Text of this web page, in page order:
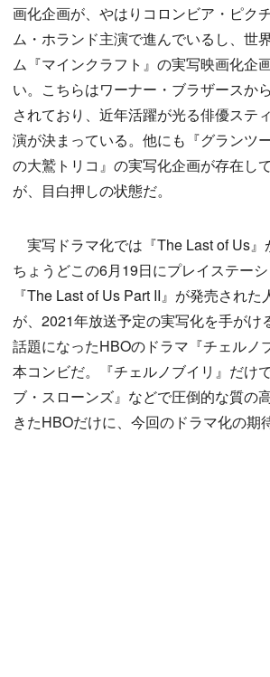
画化企画が、やはりコロンビア・ピク
ム・ホランド主演で進んでいるし、世
ム『マインクラフト』の実写映画化企
い。こちらはワーナー・ブラザースか
されており、近年活躍が光る俳優ステ
演が決まっている。他にも『グランツ
の大鷲トリコ』の実写化企画が存在し
が、目白押しの状態だ。
実写ドラマ化では『The Last of Us』
ちょうどこの6月19日にプレイステー
『The Last of Us Part II』が発売され
が、2021年放送予定の実写化を手がけ
話題になったHBOのドラマ『チェルノ
本コンビだ。『チェルノブイリ』だけ
ブ・スローンズ』などで圧倒的な質の
きたHBOだけに、今回のドラマ化の期